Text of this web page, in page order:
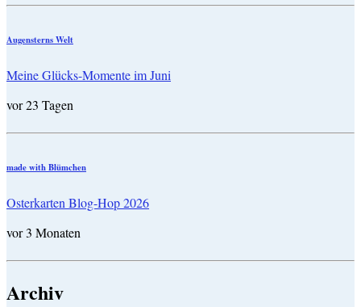
Augensterns Welt
Meine Glücks-Momente im Juni
vor 23 Tagen
made with Blümchen
Osterkarten Blog-Hop 2026
vor 3 Monaten
Archiv